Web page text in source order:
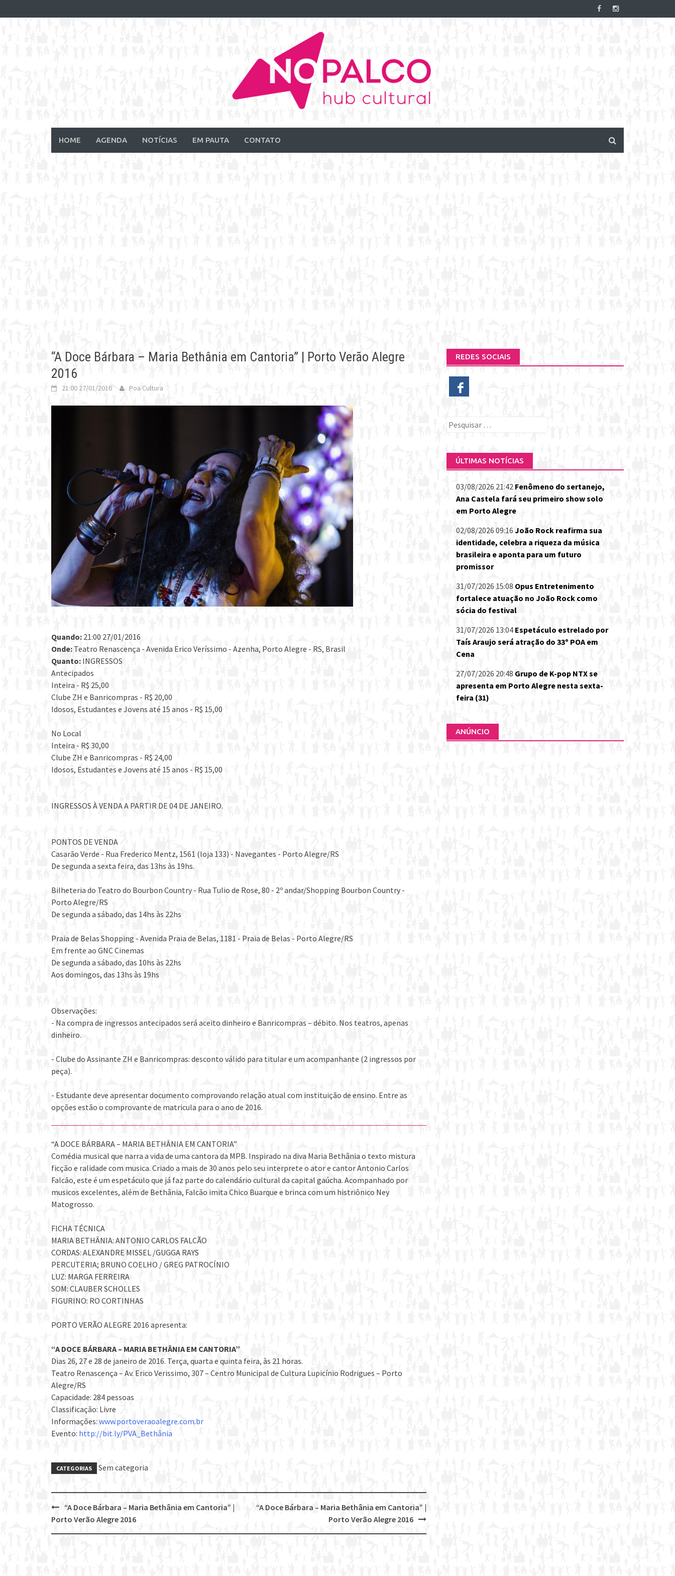
to
HOME AGENDA NOTÍCIAS EM PAUTA CONTATO
“A Doce Bárbara – Maria Bethânia em Cantoria” | Porto Verão Alegre
2016
21:00 27/01/2016 Poa Cultura
Quando: 21:00 27/01/2016
Onde: Teatro Renascença - Avenida Erico Veríssimo - Azenha, Porto Alegre - RS, Brasil
Quanto: INGRESSOS
Antecipados
Inteira - R$ 25,00
Clube ZH e Banricompras - R$ 20,00
Idosos, Estudantes e Jovens até 15 anos - R$ 15,00
No Local
Inteira - R$ 30,00
Clube ZH e Banricompras - R$ 24,00
Idosos, Estudantes e Jovens até 15 anos - R$ 15,00
INGRESSOS À VENDA A PARTIR DE 04 DE JANEIRO.
PONTOS DE VENDA
Casarão Verde - Rua Frederico Mentz, 1561 (loja 133) - Navegantes - Porto Alegre/RS
De segunda a sexta feira, das 13hs às 19hs.
Bilheteria do Teatro do Bourbon Country - Rua Tulio de Rose, 80 - 2º andar/Shopping Bourbon Country -
Porto Alegre/RS
De segunda a sábado, das 14hs às 22hs
Praia de Belas Shopping - Avenida Praia de Belas, 1181 - Praia de Belas - Porto Alegre/RS
Em frente ao GNC Cinemas
De segunda a sábado, das 10hs às 22hs
Aos domingos, das 13hs às 19hs
Observações:
- Na compra de ingressos antecipados será aceito dinheiro e Banricompras – débito. Nos teatros, apenas
dinheiro.
- Clube do Assinante ZH e Banricompras: desconto válido para titular e um acompanhante (2 ingressos por
peça).
- Estudante deve apresentar documento comprovando relação atual com instituição de ensino. Entre as
opções estão o comprovante de matricula para o ano de 2016.
“A DOCE BÁRBARA – MARIA BETHÂNIA EM CANTORIA”
Comédia musical que narra a vida de uma cantora da MPB. Inspirado na diva Maria Bethânia o texto mistura
ficção e ralidade com musica. Criado a mais de 30 anos pelo seu interprete o ator e cantor Antonio Carlos
Falcão, este é um espetáculo que já faz parte do calendário cultural da capital gaúcha. Acompanhado por
musicos excelentes, além de Bethânia, Falcão imita Chico Buarque e brinca com um histriônico Ney
Matogrosso.
FICHA TÉCNICA
MARIA BETHÂNIA: ANTONIO CARLOS FALCÃO
CORDAS: ALEXANDRE MISSEL /GUGGA RAYS
PERCUTERIA; BRUNO COELHO / GREG PATROCÍNIO
LUZ: MARGA FERREIRA
SOM: CLAUBER SCHOLLES
FIGURINO: RO CORTINHAS
PORTO VERÃO ALEGRE 2016 apresenta:
“A DOCE BÁRBARA – MARIA BETHÂNIA EM CANTORIA”
Dias 26, 27 e 28 de janeiro de 2016. Terça, quarta e quinta feira, às 21 horas.
Teatro Renascença – Av. Erico Verissimo, 307 – Centro Municipal de Cultura Lupicínio Rodrigues – Porto
Alegre/RS
Capacidade: 284 pessoas
Classificação: Livre
Informações: www.portoveraoalegre.com.br
Evento: http://bit.ly/PVA_Bethânia
CATEGORIAS Sem categoria
Post
navigation
“A Doce Bárbara – Maria Bethânia em Cantoria” |
Porto Verão Alegre 2016
“A Doce Bárbara – Maria Bethânia em Cantoria” |
Porto Verão Alegre 2016
REDES SOCIAIS
Pesquisar
ÚLTIMAS NOTÍCIAS
03/08/2026 21:42 Fenômeno do sertanejo,
Ana Castela fará seu primeiro show solo
em Porto Alegre
02/08/2026 09:16 João Rock reafirma sua
identidade, celebra a riqueza da música
brasileira e aponta para um futuro
promissor
31/07/2026 15:08 Opus Entretenimento
fortalece atuação no João Rock como
sócia do festival
31/07/2026 13:04 Espetáculo estrelado por
Taís Araujo será atração do 33º POA em
Cena
27/07/2026 20:48 Grupo de K-pop NTX se
apresenta em Porto Alegre nesta sexta-
feira (31)
ANÚNCIO